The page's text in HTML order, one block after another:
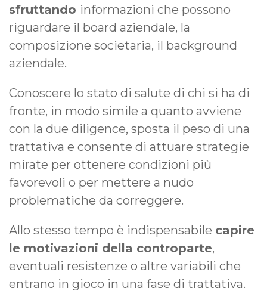
sfruttando informazioni che possono
riguardare il board aziendale, la
composizione societaria, il background
aziendale.
Conoscere lo stato di salute di chi si ha di
fronte, in modo simile a quanto avviene
con la due diligence, sposta il peso di una
trattativa e consente di attuare strategie
mirate per ottenere condizioni più
favorevoli o per mettere a nudo
problematiche da correggere.
Allo stesso tempo è indispensabile capire
le motivazioni della controparte,
eventuali resistenze o altre variabili che
entrano in gioco in una fase di trattativa.